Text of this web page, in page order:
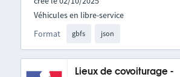
Format gbfs json
Véhicules en libre-service
Lieux de covoiturage -